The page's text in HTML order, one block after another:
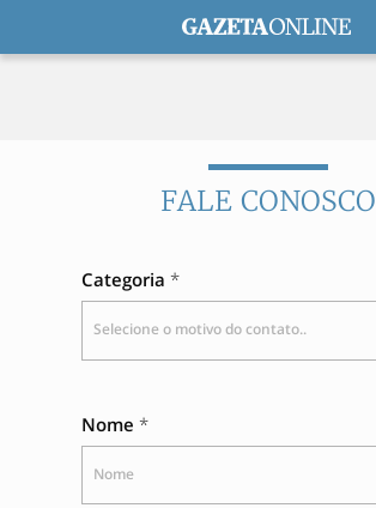
FALE CONOSCO
Categoria
Selecione o motivo do contato..
Nome
Nome